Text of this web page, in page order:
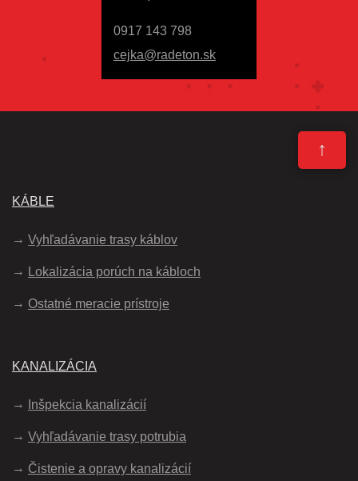
0917 143 798
cejka@radeton.sk
↑
KÁBLE
Vyhľadávanie trasy káblov
Lokalizácia porúch na kábloch
Ostatné meracie prístroje
KANALIZÁCIA
Inšpekcia kanalizácií
Vyhľadávanie trasy potrubia
Čistenie a opravy kanalizácií